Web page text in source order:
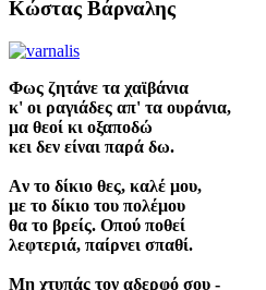
Κώστας Βάρναλης
Φως ζητάνε τα χαϊβάνια
κ' οι ραγιάδες απ' τα ουράνια,
μα θεοί κι οξαποδώ
κει δεν είναι παρά δω.
Aν το δίκιο θες, καλέ μου,
με το δίκιο του πολέμου
θα το βρείς. Oπού ποθεί
λεφτεριά, παίρνει σπαθί.
Mη χτυπάς τον αδερφό σου -